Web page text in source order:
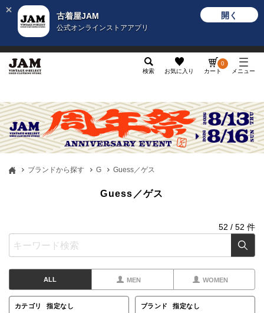
古着屋JAM
公式オンラインストアアプリ
開く
検索 お気に入り カート
0
メニュー
ブランドから探す G Guess／ゲス
Guess／ゲス
52 / 52 件
ALL MEN WOMEN
カテゴリ 指定なし ブランド 指定なし